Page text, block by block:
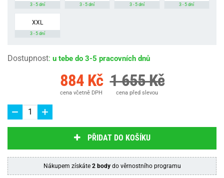
3 - 5 dní 3 - 5 dní 3 - 5 dní 3 - 5 dní
XXL
3 - 5 dní
Dostupnost: u tebe do 3-5 pracovních dnů
884 Kč
cena včetně DPH
1 655 Kč
cena před slevou
PŘIDAT DO KOŠÍKU
Nákupem získáte 2 bodydo věrnostního programu